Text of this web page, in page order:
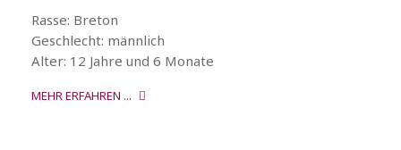
Rasse: Breton
Geschlecht: männlich
Alter: 12 Jahre und 6 Monate
MEHR ERFAHREN ...